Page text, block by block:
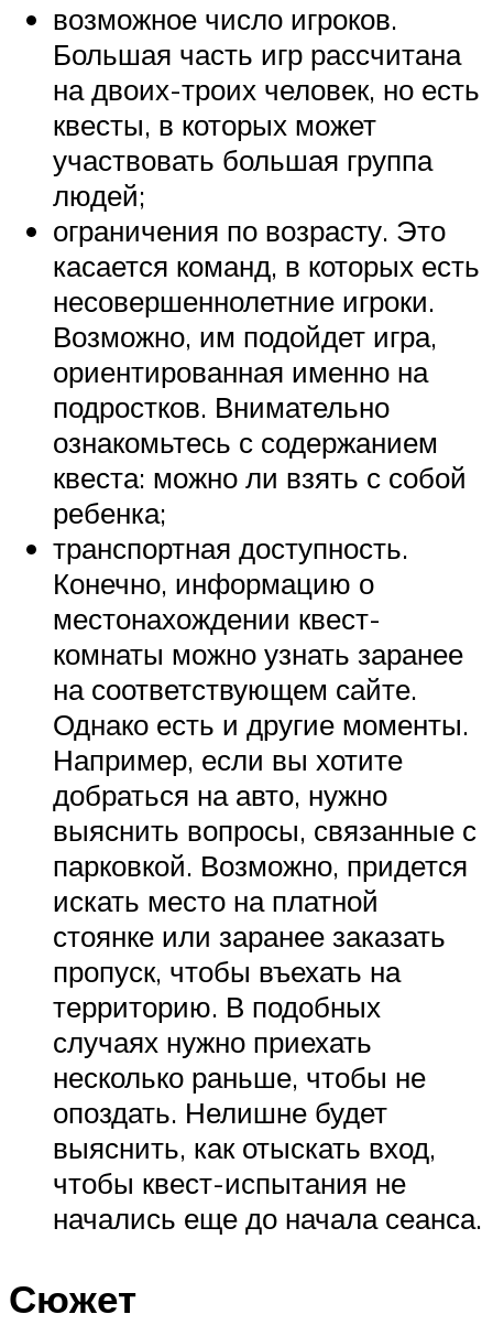
возможное число игроков.
Большая часть игр рассчитана
на двоих-троих человек, но есть
квесты, в которых может
участвовать большая группа
людей;
ограничения по возрасту. Это
касается команд, в которых есть
несовершеннолетние игроки.
Возможно, им подойдет игра,
ориентированная именно на
подростков. Внимательно
ознакомьтесь с содержанием
квеста: можно ли взять с собой
ребенка;
транспортная доступность.
Конечно, информацию о
местонахождении квест-
комнаты можно узнать заранее
на соответствующем сайте.
Однако есть и другие моменты.
Например, если вы хотите
добраться на авто, нужно
выяснить вопросы, связанные с
парковкой. Возможно, придется
искать место на платной
стоянке или заранее заказать
пропуск, чтобы въехать на
территорию. В подобных
случаях нужно приехать
несколько раньше, чтобы не
опоздать. Нелишне будет
выяснить, как отыскать вход,
чтобы квест-испытания не
начались еще до начала сеанса.
Сюжет